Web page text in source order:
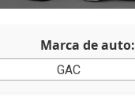
Marca de auto:
GAC